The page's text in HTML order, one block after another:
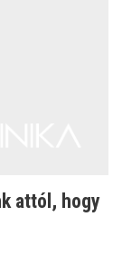
attól, hogy